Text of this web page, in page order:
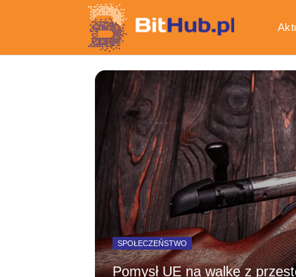
SPOŁECZEŃSTWO
Pomysł UE na walkę z